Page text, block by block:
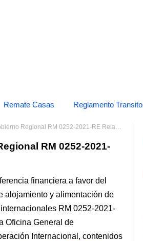
Remate Casas Reglamento Transito
RM 0252-2021-RE Relaciones Exteriores
RM 0252-2021-
financiera a favor del
alojamiento y alimentación de
RM 0252-2021-
Oficina General de
Internacional, contenidos